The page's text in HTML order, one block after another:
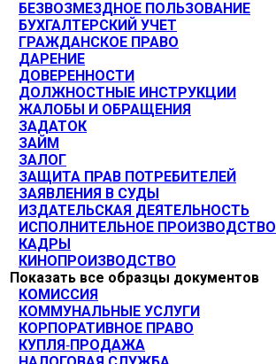
БЕЗВОЗМЕЗДНОЕ ПОЛЬЗОВАНИЕ
БУХГАЛТЕРСКИЙ УЧЕТ
ГРАЖДАНСКОЕ ПРАВО
ДАРЕНИЕ
ДОВЕРЕННОСТИ
ДОЛЖНОСТНЫЕ ИНСТРУКЦИИ
ЖАЛОБЫ И ОБРАЩЕНИЯ
ЗАДАТОК
ЗАЙМ
ЗАЛОГ
ЗАЩИТА ПРАВ ПОТРЕБИТЕЛЕЙ
ЗАЯВЛЕНИЯ В СУДЫ
ИЗДАТЕЛЬСКАЯ ДЕЯТЕЛЬНОСТЬ
ИСПОЛНИТЕЛЬНОЕ ПРОИЗВОДСТВО
КАДРЫ
КИНОПРОИЗВОДСТВО
Показать все образцы документов
КОМИССИЯ
КОММУНАЛЬНЫЕ УСЛУГИ
КОРПОРАТИВНОЕ ПРАВО
КУПЛЯ-ПРОДАЖА